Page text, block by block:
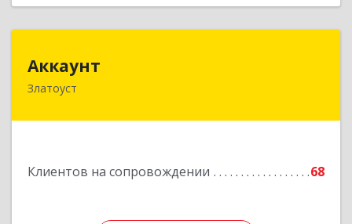
Аккаунт
Златоуст
Клиентов на сопровождении 68
456200, Челябинская обл, Златоуст г, 40-летия